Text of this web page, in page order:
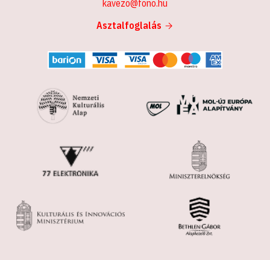
kavezo@fono.hu
Asztalfoglalás